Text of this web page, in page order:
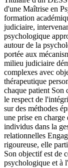
d'une Maîtrise en
formation
judiciaire,
psychologique
autour de la
portée aux
milieu judiciaire
complexes avec
thérapeutique
chaque patient Son
le respect de
sur des méthodes
une prise en
individus dans la
relationnelles
rigoureuse, elle
Son objectif est de
psychologique et à